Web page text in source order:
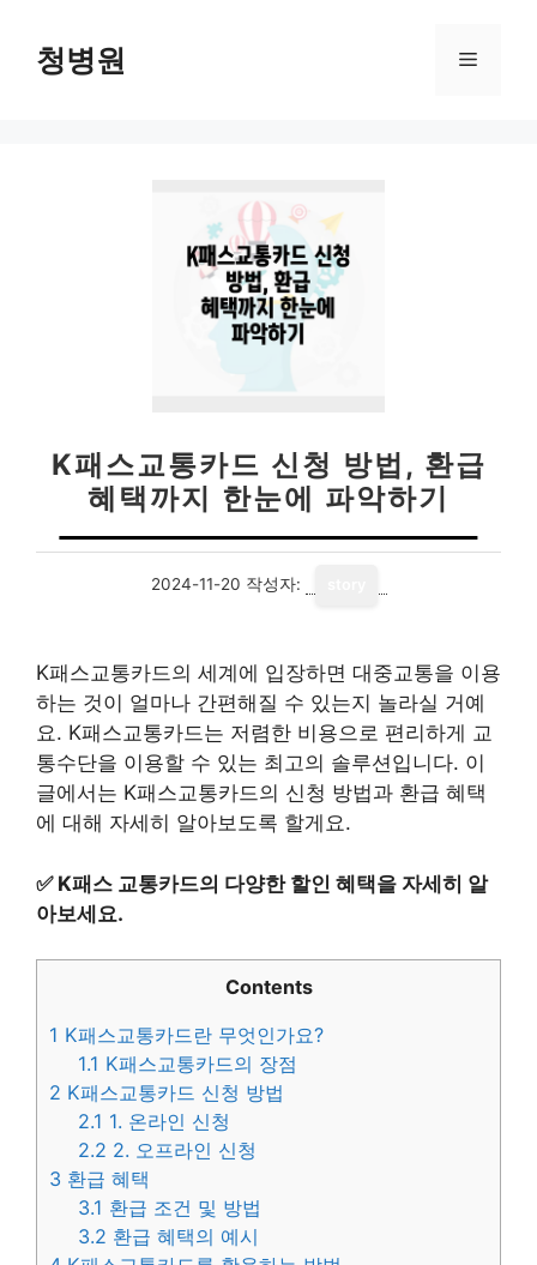
청병원 메
K패스교통카드 신청 방법, 환급
혜택까지 한눈에 파악하기
2024-11-20 작성자:
K패스교통카드의 세계에 입장하면 대중교통을 이용
하는 것이 얼마나 간편해질 수 있는지 놀라실 거예
요. K패스교통카드는 저렴한 비용으로 편리하게 교
통수단을 이용할 수 있는 최고의 솔루션입니다. 이
글에서는 K패스교통카드의 신청 방법과 환급 혜택
에 대해 자세히 알아보도록 할게요.
✅ K패스 교통카드의 다양한 할인 혜택을 자세히 알
아보세요.
Contents
1 K패스교통카드란 무엇인가요?
1.1 K패스교통카드의 장점
2 K패스교통카드 신청 방법
2.1 1. 온라인 신청
2.2 2. 오프라인 신청
3 환급 혜택
3.1 환급 조건 및 방법
3.2 환급 혜택의 예시